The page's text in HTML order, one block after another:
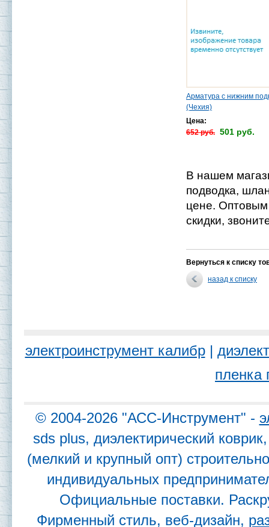
Арматура с нижним
(Чехия)
Цена:
652 руб. 501 руб.
В нашем
подводка,
цене. Оптовым
скидки,
Вернуться к списку
назад к списку
электроинструмент калибр|
пленка
© 2004-2026 "АСС-Инструмент" -
sds plus, диэлектирический
(мелкий и крупный опт)
индивидуальных
Официальные поставки.
Фирменный стиль, веб-дизайн,